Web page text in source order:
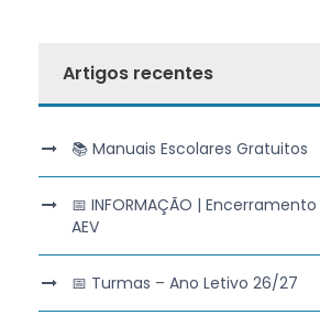
Artigos recentes
📚 Manuais Escolares Gratuitos
📅 INFORMAÇÃO |
AEV
📅 Turmas – Ano Letivo 26/27